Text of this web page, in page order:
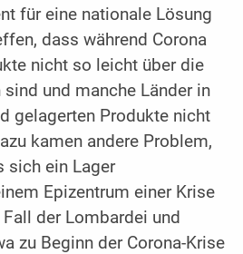
für eine nationale Lösung
dass während Corona
nicht so leicht über die
und manche Länder in
gelagerten Produkte nicht
kamen andere Problem,
sich ein Lager
Epizentrum einer Krise
der Lombardei und
zu Beginn der Corona-Krise